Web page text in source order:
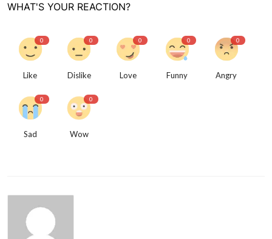
WHAT'S YOUR REACTION?
0
Like
0
Dislike
0
Love
0
Funny
0
Angry
0
Sad
0
Wow